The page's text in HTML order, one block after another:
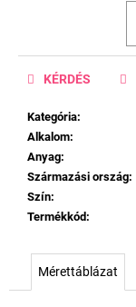
Kategória:
Alkalom:
Anyag:
Származási ország:
Szín:
Termékkód:
KÉRDÉS
Mérettáblázat